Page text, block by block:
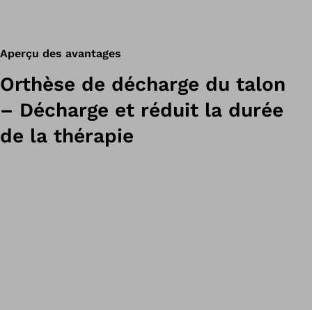
Aperçu des avantages
Orthèse de décharge du talon
– Décharge et réduit la durée
de la thérapie